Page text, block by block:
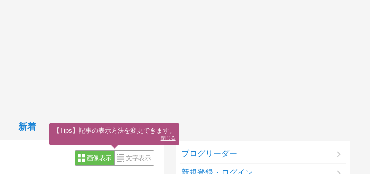
新着
画像表示 文字表示 ブログリーダー
【Tips】記事の表示方法を変更できます。
閉じる